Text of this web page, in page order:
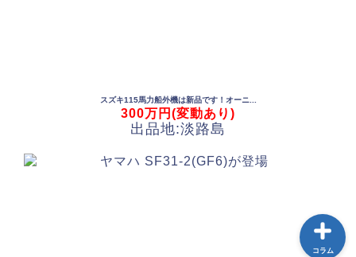
スズキ115馬力船外機は新品です！オーニ...
300万円(変動あり)
出品地:淡路島
コラム
中古船購入のススメ